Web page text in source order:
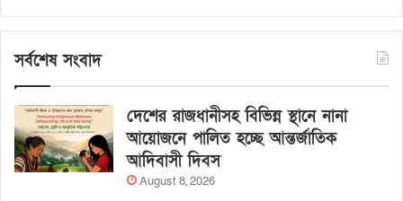
সর্বশেষ সংবাদ
দেশের রাজধানীসহ বিভিন্ন স্থানে নানা
আয়োজনে পালিত হচ্ছে আন্তর্জাতিক
আদিবাসী দিবস
August 8, 2026